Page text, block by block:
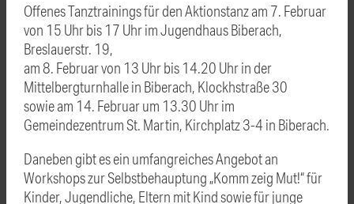
Offenes Tanztrainings für den Aktionstanz am 7. Februar
von 15 Uhr bis 17 Uhr im Jugendhaus Biberach,
Breslauerstr. 19,
am 8. Februar von 13 Uhr bis 14.20 Uhr in der
Mittelbergturnhalle in Biberach, Klockhstraße 30
sowie am 14. Februar um 13.30 Uhr im
Gemeindezentrum St. Martin, Kirchplatz 3-4 in Biberach.
Daneben gibt es ein umfangreiches Angebot an
Workshops zur Selbstbehauptung „Komm zeig Mut!“ für
Kinder, Jugendliche, Eltern mit Kind sowie für junge